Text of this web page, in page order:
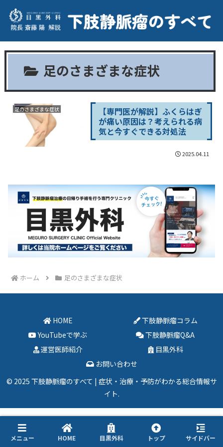
足のさまざまな症状
足のさまざまな症状
【専門医が解説】ふくらはぎ
が痛い原因は？考えられる病
気と今すぐできる対処法
2025.04.11
ホーム 足のさまざまな症状
HOME
下肢静脈瘤コラム
YouTubeで学ぶ
下肢静脈瘤Q&A
運営医師紹介
目黒外科
お問い合わせ
© 2025 下肢静脈瘤のすべて | 症状・治療・予防がわかる総合情報サ
イト.
メニュー HOME 目黒外科 トップ サイドバー